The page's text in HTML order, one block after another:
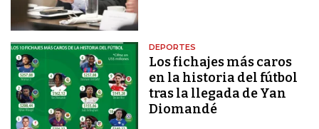
DEPORTES
Los fichajes más caros
en la historia del fútbol
tras la llegada de Yan
Diomandé